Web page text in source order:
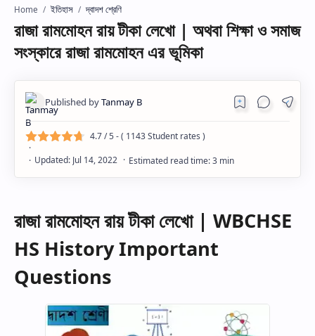
Home ইতিহাস দ্বাদশ শ্রেণি
রাজা রামমোহন রায় টীকা লেখো | অথবা শিক্ষা ও সমাজ
সংস্কারে রাজা রামমোহন এর ভূমিকা
4.7/ 5 - ( 1143Student rates )
রাজা রামমোহন রায় টীকা লেখো | WBCHSE
HS History Important
Questions